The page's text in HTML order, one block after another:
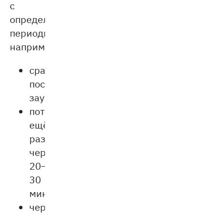
с
определённой
периодичностью,
например:
сразу
после
заучивания;
потом
ещё
раз
через
20–
30
минут;
через